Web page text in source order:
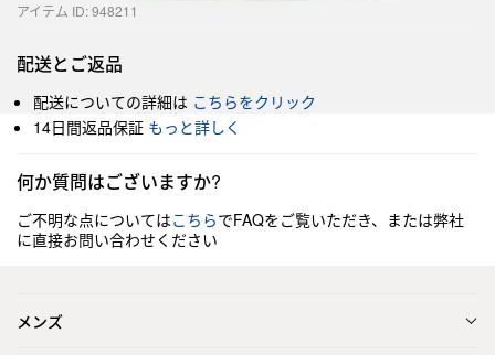
アイテム ID: 948211
配送とご返品
配送についての詳細は こちらをクリック
14日間返品保証 もっと詳しく
何か質問はございますか?
ご不明な点についてはこちらでFAQをご覧いただき、または弊社
に直接お問い合わせください
メンズ